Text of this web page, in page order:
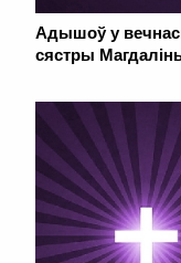
Адышоў у
сястры